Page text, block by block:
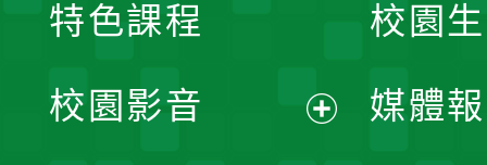
校園
媒體
特色課程
校園影音